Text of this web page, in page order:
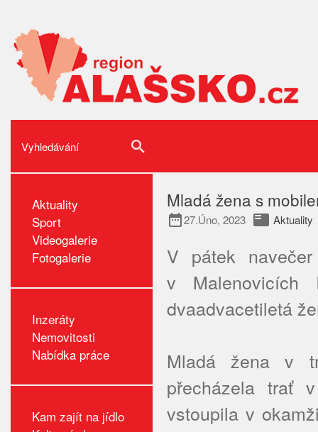
Aktuality
Sport
Videogalerie
Fotogalerie
Inzeráty
Nemovitosti
Nabídka práce
Kam zajít na jídlo
Mladá žena s
date_range27.Úno, 2023 featured_play_list Aktuality
V pátek
v
dvaadvacetiletá
Mladá žena v
přecházela trať
vstoupila v